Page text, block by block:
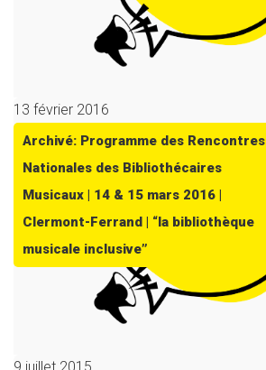
13 février 2016
Archivé: Programme des Rencontres
Nationales des Bibliothécaires
Musicaux | 14 & 15 mars 2016 |
Clermont-Ferrand | “la bibliothèque
musicale inclusive”